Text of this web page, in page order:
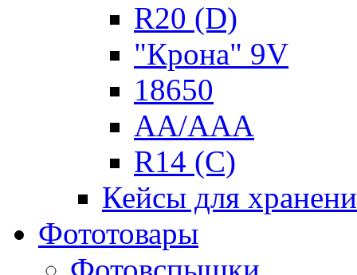
R20 (D)
"Крона" 9V
18650
AA/AAA
R14 (C)
Кейсы для
Фототовары